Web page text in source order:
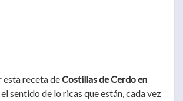
receta deCostillas de Cerdo en
sentido de lo ricas que están, cada vez